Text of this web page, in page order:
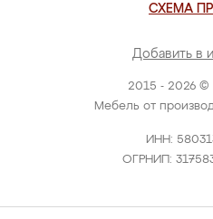
2015 - 2026 ©
Мебель от
ИНН:
ОГРНИП:
СХЕМА
Добавить в